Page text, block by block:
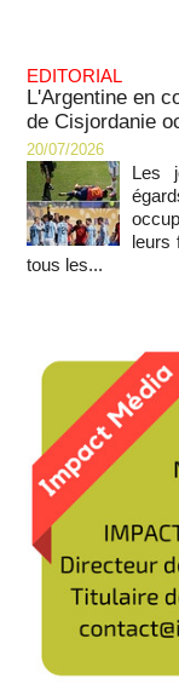
EDITORIAL
L'Argentine en
de Cisjordanie
20/07/2026
Les
leurs
tous les...